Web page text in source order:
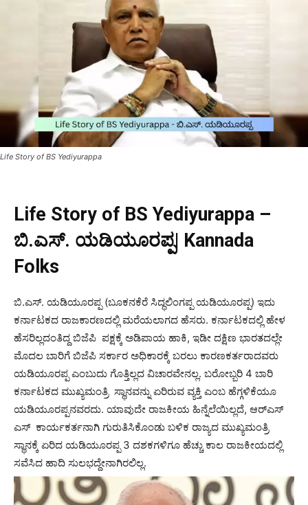
Life Story of BS Yediyurappa
Life Story of BS Yediyurappa –
ಬಿ.ಎಸ್. ಯಡಿಯೂರಪ್ಪ| Kannada
Folks
ಬಿ.ಎಸ್. ಯಡಿಯೂರಪ್ಪ (ಬೂಕನಕೆರೆ ಸಿದ್ಧಲಿಂಗಪ್ಪ ಯಡಿಯೂರಪ್ಪ) ಇದು
ಕರ್ನಾಟಕದ ರಾಜಕಾರಣದಲ್ಲಿ ಮರೆಯಲಾಗದ ಹೆಸರು. ಕರ್ನಾಟಕದಲ್ಲಿ ಹೇಳ
ಹೆಸರಿಲ್ಲದಂತಿದ್ದ ಬಿಜೆಪಿ ಪಕ್ಷಕ್ಕೆ ಅಡಿಪಾಯ ಹಾಕಿ, ಇಡೀ ದಕ್ಷಿಣ ಭಾರತದಲ್ಲೇ
ಮೊದಲ ಬಾರಿಗೆ ಬಿಜೆಪಿ ಸರ್ಕಾರ ಅಧಿಕಾರಕ್ಕೆ ಬರಲು ಕಾರಣಕರ್ತರಾದವರು
ಯಡಿಯೂರಪ್ಪ ಎಂಬುದು ಗೊತ್ತಿಲ್ಲದ ವಿಚಾರವೇನಲ್ಲ. ಬರೋಬ್ಬರಿ 4 ಬಾರಿ
ಕರ್ನಾಟಕದ ಮುಖ್ಯಮಂತ್ರಿ ಸ್ಥಾನವನ್ನು ಏರಿರುವ ವ್ಯಕ್ತಿ ಎಂಬ ಹೆಗ್ಗಳಿಕೆಯೂ
ಯಡಿಯೂರಪ್ಪನವರದು. ಯಾವುದೇ ರಾಜಕೀಯ ಹಿನ್ನೆಲೆಯಿಲ್ಲದೆ, ಆರ್​ಎಸ್​
ಎಸ್​ ಕಾರ್ಯಕರ್ತನಾಗಿ ಗುರುತಿಸಿಕೊಂಡು ಬಳಿಕ ರಾಜ್ಯದ ಮುಖ್ಯಮಂತ್ರಿ
ಸ್ಥಾನಕ್ಕೆ ಏರಿದ ಯಡಿಯೂರಪ್ಪ 3 ದಶಕಗಳಿಗೂ ಹೆಚ್ಚು ಕಾಲ ರಾಜಕೀಯದಲ್ಲಿ
ಸವೆಸಿದ ಹಾದಿ ಸುಲಭದ್ದೇನಾಗಿರಲಿಲ್ಲ.